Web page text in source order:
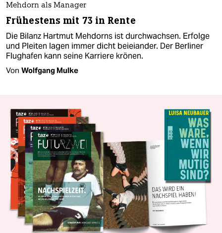
Mehdorn als Manager
Frühestens mit 73 in Rente
Die Bilanz Hartmut Mehdorns ist durchwachsen. Erfolge
und Pleiten lagen immer dicht beieiander. Der Berliner
Flughafen kann seine Karriere krönen.
Von Wolfgang Mulke